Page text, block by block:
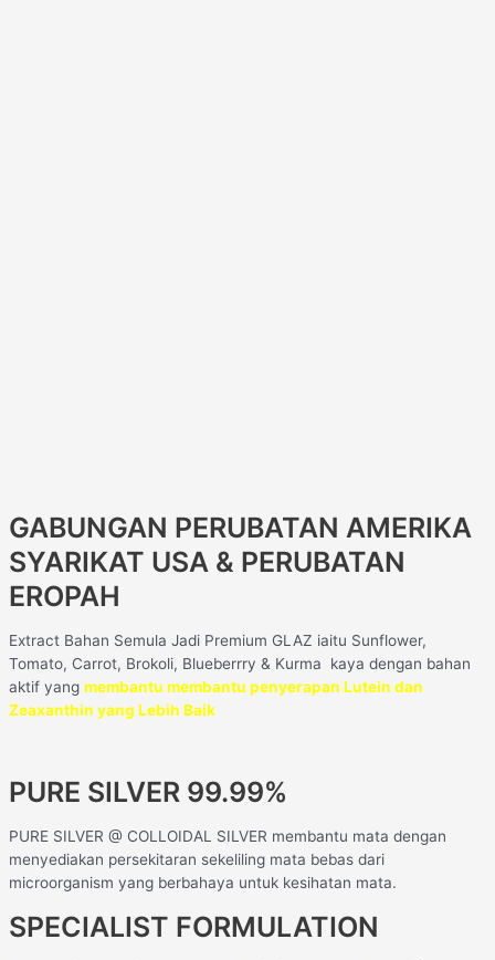
GABUNGAN PERUBATAN AMERIKA
SYARIKAT USA & PERUBATAN
EROPAH
Extract Bahan Semula Jadi Premium GLAZ iaitu Sunflower,
Tomato, Carrot, Brokoli, Blueberrry & Kurma
kaya dengan bahan
aktif yang membantu membantu penyerapan Lutein dan
Zeaxanthin yang Lebih Baik
PURE SILVER 99.99%
PURE SILVER @ COLLOIDAL SILVER membantu mata dengan
menyediakan persekitaran sekeliling mata bebas dari
microorganism yang berbahaya untuk kesihatan mata.
SPECIALIST FORMULATION